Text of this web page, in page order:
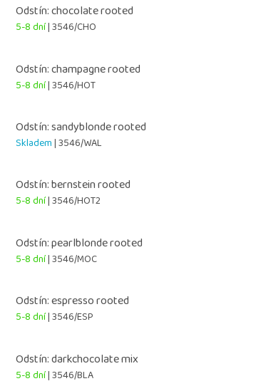
Odstín: chocolate rooted
5-8 dní| 3546/CHO
Odstín: champagne rooted
5-8 dní| 3546/HOT
Odstín: sandyblonde rooted
Skladem| 3546/WAL
Odstín: bernstein rooted
5-8 dní| 3546/HOT2
Odstín: pearlblonde rooted
5-8 dní| 3546/MOC
Odstín: espresso rooted
5-8 dní| 3546/ESP
Odstín: darkchocolate mix
5-8 dní| 3546/BLA